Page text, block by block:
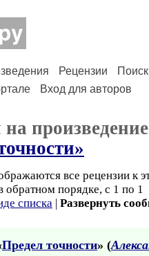
Рецензии
Поиск
Вход для авторов
произведение
все рецензии к
обратном порядке, с 1 по 1
списка | Развернуть
Предел точности» (